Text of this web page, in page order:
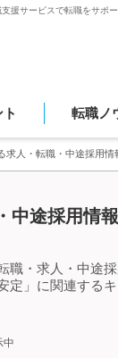
援サービスで転職をサポー
転職ノ
求人・転職・中途採用情
中途採用情
職・求人・中途
定」に関連する
中